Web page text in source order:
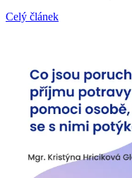
Celý článek